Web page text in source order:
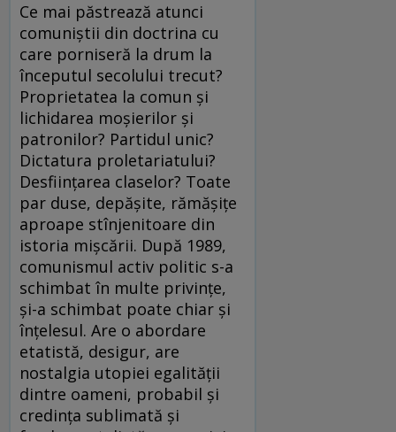
Ce mai păstrează atunci
comuniştii din doctrina cu
care porniseră la drum la
începutul secolului trecut?
Proprietatea la comun şi
lichidarea moşierilor şi
patronilor? Partidul unic?
Dictatura proletariatului?
Desfiinţarea claselor? Toate
par duse, depăşite, rămăşiţe
aproape stînjenitoare din
istoria mişcării. După 1989,
comunismul activ politic s-a
schimbat în multe privinţe,
şi-a schimbat poate chiar şi
înţelesul. Are o abordare
etatistă, desigur, are
nostalgia utopiei egalităţii
dintre oameni, probabil şi
credinţa sublimată şi